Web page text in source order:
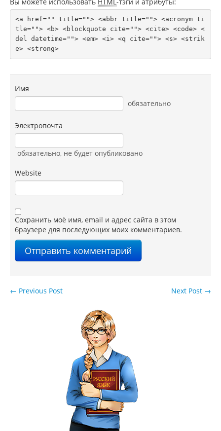
<a href="" title=""> <abbr title=""> <acronym ti
tle=""> <b> <blockquote cite=""> <cite> <code> <
del datetime=""> <em> <i> <q cite=""> <s> <strik
e> <strong>
Имя
обязательно
Электропочта
обязательно, не будет опубликовано
Website
Сохранить моё имя, email и адрес сайта в этом
браузере для последующих моих комментариев.
Next Post →
← Previous Post